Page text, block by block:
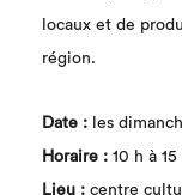
locaux et de
région.
Date : les
Horaire : 10 h à 15
Lieu : centre